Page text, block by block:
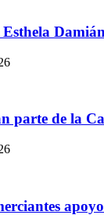
Esthela
parte de la